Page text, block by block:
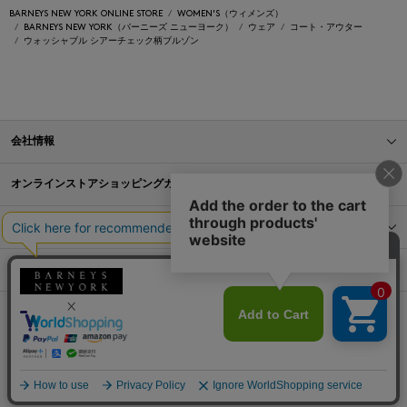
BARNEYS NEW YORK ONLINE STORE
WOMEN'S（ウィメンズ）
BARNEYS NEW YORK（バーニーズ ニューヨーク）
ウェア
コート・アウター
ウォッシャブル シアーチェック柄ブルゾン
会社情報
オンラインストアショッピングガイド
店舗情報
サービス
BLOG
Barneys Japan. all rights reserved.